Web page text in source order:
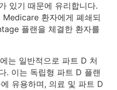
있기 때문에 유리합니다.
환자에게 폐쇄되
플랜을 체결한 환자를
는 일반적으로 파트 D 처
. 이는 독립형 파트 D 플랜
유용하며, 의료 및 파트 D